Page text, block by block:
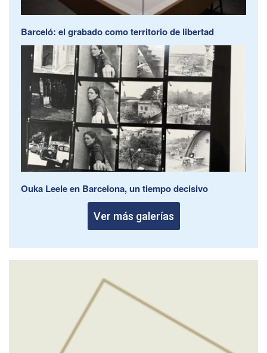
Barceló: el grabado como territorio de libertad
Ouka Leele en Barcelona, un tiempo decisivo
Ver más galerías